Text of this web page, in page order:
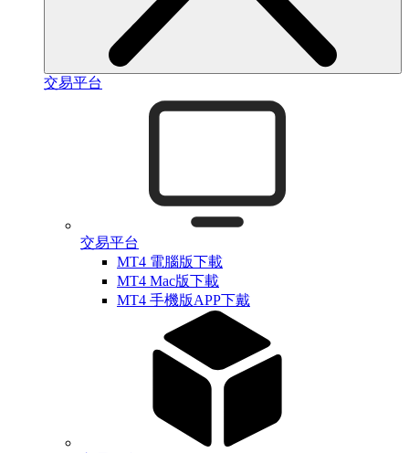
交易平台
交易平台
MT4 電腦版下載
MT4 Mac版下載
MT4 手機版APP下戴